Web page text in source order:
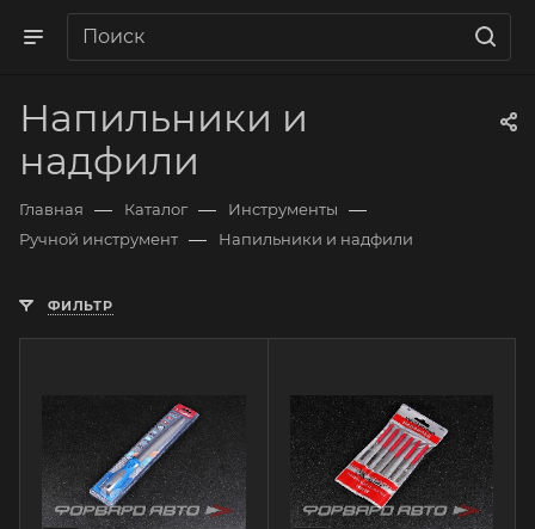
Напильники и
надфили
Главная — Каталог — Инструменты —
Ручной инструмент — Напильники и надфили
ФИЛЬТР